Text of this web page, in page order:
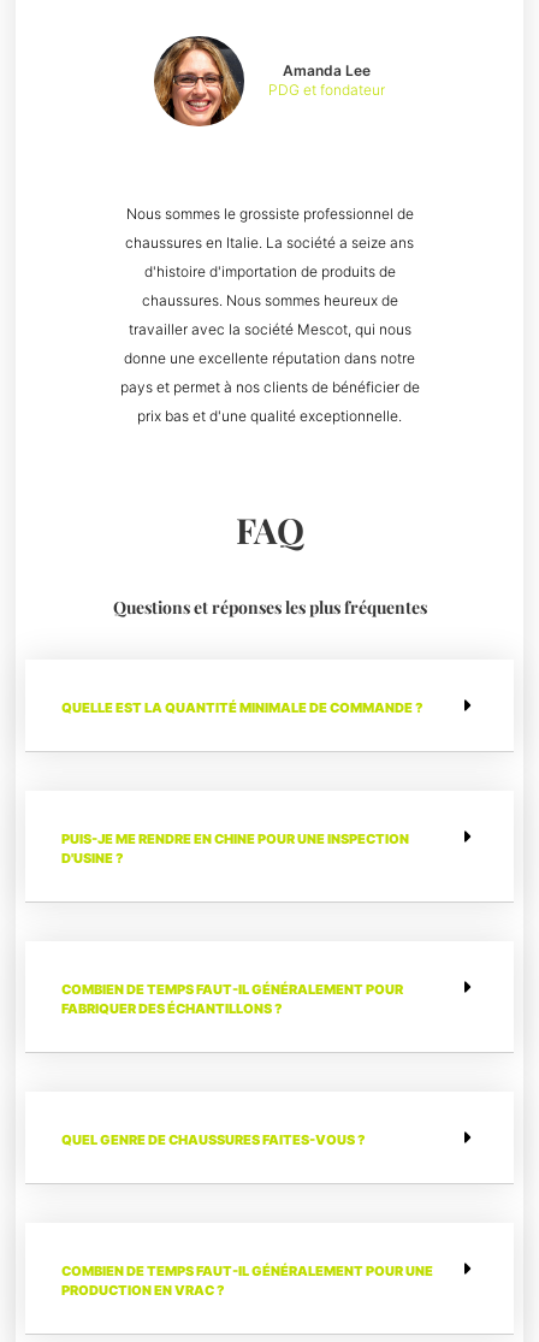
Nous sommes le grossiste professionnel de
chaussures en Italie. La société a seize ans
d'histoire d'importation de produits de
chaussures. Nous sommes heureux de
travailler avec la société Mescot, qui nous
donne une excellente réputation dans notre
pays et permet à nos clients de bénéficier de
prix bas et d'une qualité exceptionnelle.
Amanda Lee
PDG et fondateur
FAQ
Questions et réponses les plus fréquentes
QUELLE EST LA QUANTITÉ MINIMALE DE COMMANDE ?
PUIS-JE ME RENDRE EN CHINE POUR UNE INSPECTION
D'USINE ?
COMBIEN DE TEMPS FAUT-IL GÉNÉRALEMENT POUR
FABRIQUER DES ÉCHANTILLONS ?
QUEL GENRE DE CHAUSSURES FAITES-VOUS ?
COMBIEN DE TEMPS FAUT-IL GÉNÉRALEMENT POUR UNE
PRODUCTION EN VRAC ?